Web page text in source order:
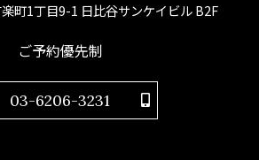
町1丁目9-1 日比谷サンケイビル B2F
ご予約優先制
03-6206-3231